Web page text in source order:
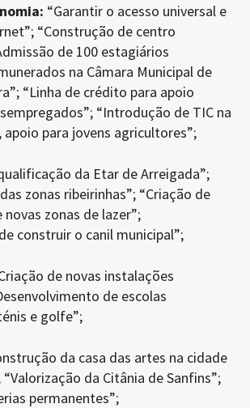
“Garantir o acesso universal e
“Construção de centro
de 100 estagiários
na Câmara Municipal de
“Linha de crédito para apoio
“Introdução de TIC na
para jovens agricultores”;
da Etar de Arreigada”;
zonas ribeirinhas”; “Criação de
novas zonas de lazer”;
construir o canil municipal”;
de novas instalações
de escolas
e golfe”;
da casa das artes na cidade
da Citânia de Sanfins”;
permanentes”;